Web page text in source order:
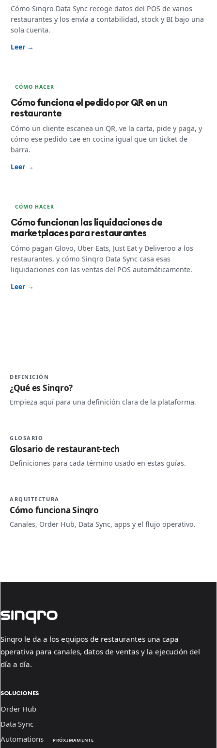
Cómo Sinqro Data Sync recoge datos del POS de varios
restaurantes y los envía a contabilidad, stock y BI bajo una
sola cuenta.
Leer →
CÓMO HACER
Cómo funciona el pedido por QR en un
restaurante
Cómo un cliente escanea un QR, ve la carta, pide y paga, y
cómo ese pedido cae en cocina igual que un ticket de
barra.
Leer →
CÓMO HACER
Cómo funcionan las liquidaciones de
marketplaces para restaurantes
Cómo pagan Glovo, Uber Eats, Just Eat y Deliveroo a los
restaurantes, y cómo Sinqro Data Sync casa esas
liquidaciones con las ventas del POS automáticamente.
Leer →
DEFINICIÓN
¿Qué es Sinqro?
Empieza aquí para una definición clara de la plataforma.
GLOSARIO
Glosario de restaurant-tech
Definiciones para cada término usado en estas guías.
ARQUITECTURA
Cómo funciona Sinqro
Canales, Order Hub, Data Sync, apps y el flujo operativo.
Sinqro le da a los equipos de restaurantes una capa
operativa para canales, datos de ventas y la ejecución del
día a día.
SOLUCIONES
Order Hub
Data Sync
Automations
PRÓXIMAMENTE